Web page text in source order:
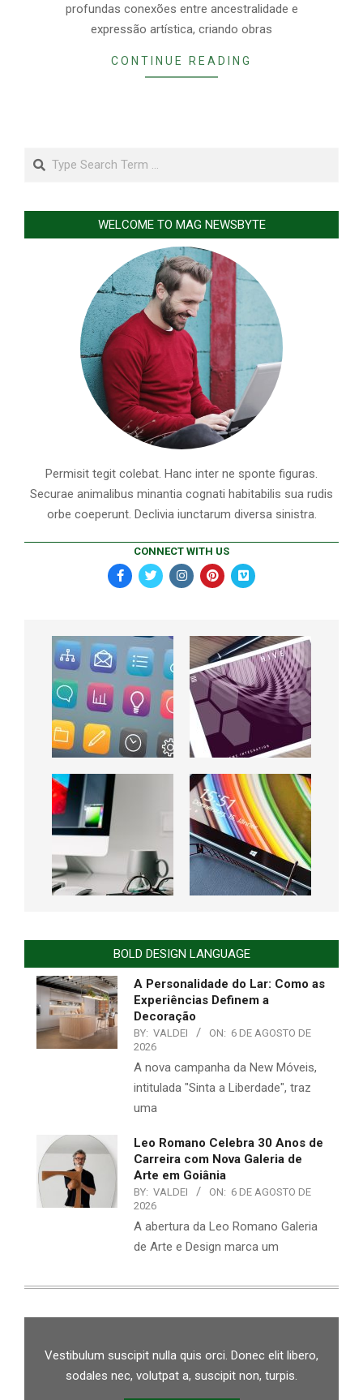
profundas conexões entre ancestralidade e
expressão artística, criando obras
CONTINUE READING
Search
WELCOME TO MAG NEWSBYTE
Permisit tegit colebat. Hanc inter ne sponte figuras.
Securae animalibus minantia cognati habitabilis sua rudis
orbe coeperunt. Declivia iunctarum diversa sinistra.
CONNECT WITH US
BOLD DESIGN LANGUAGE
A Personalidade do Lar: Como as
Experiências Definem a
Decoração
BY: VALDEI ON: 6 DE AGOSTO DE
2026
A nova campanha da New Móveis,
intitulada "Sinta a Liberdade", traz
uma
Leo Romano Celebra 30 Anos de
Carreira com Nova Galeria de
Arte em Goiânia
BY: VALDEI ON: 6 DE AGOSTO DE
2026
A abertura da Leo Romano Galeria
de Arte e Design marca um
Vestibulum suscipit nulla quis orci. Donec elit libero,
sodales nec, volutpat a, suscipit non, turpis.